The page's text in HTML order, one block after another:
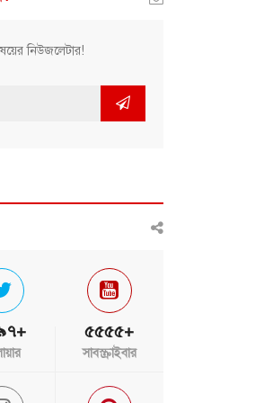
নিউজলেটার!
৫৫৫৫+
সাবস্ক্রাইবার